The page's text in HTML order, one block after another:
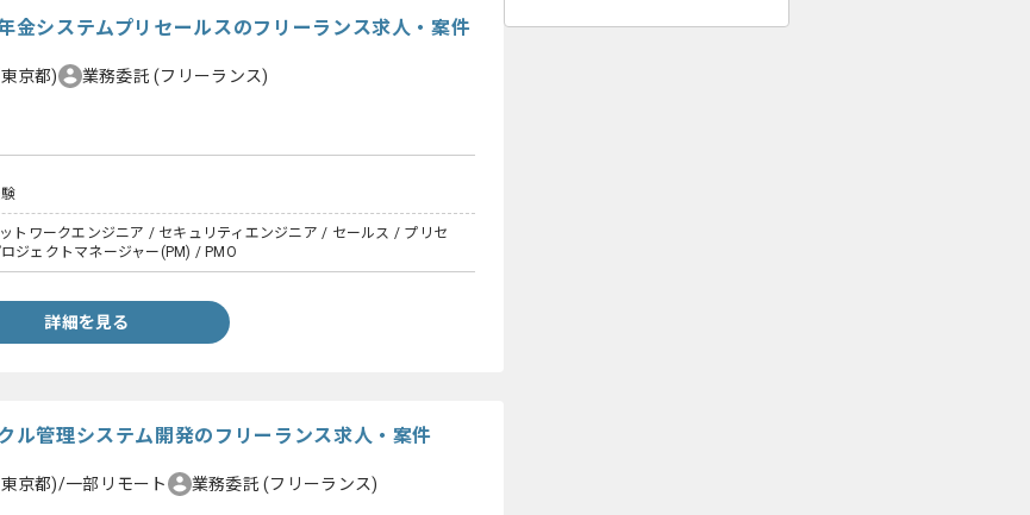
金システムプリセールスのフリーランス求人・案件
京都) 業務委託(フリーランス)
トワークエンジニア / セキュリティエンジニア / セールス / プリセ
ジェクトマネージャー(PM) / PMO
詳細を見る
ル管理システム開発のフリーランス求人・案件
京都)/一部リモート 業務委託(フリーランス)